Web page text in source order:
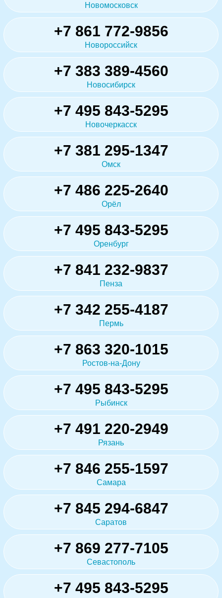
Новомосковск
+7 861 772-9856
Новороссийск
+7 383 389-4560
Новосибирск
+7 495 843-5295
Новочеркасск
+7 381 295-1347
Омск
+7 486 225-2640
Орёл
+7 495 843-5295
Оренбург
+7 841 232-9837
Пенза
+7 342 255-4187
Пермь
+7 863 320-1015
Ростов-на-Дону
+7 495 843-5295
Рыбинск
+7 491 220-2949
Рязань
+7 846 255-1597
Самара
+7 845 294-6847
Саратов
+7 869 277-7105
Севастополь
+7 495 843-5295